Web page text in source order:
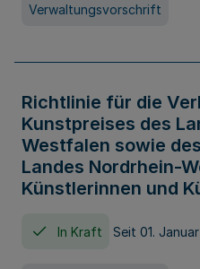
Verwaltungsvorschrift
Richtlinie für die
Kunstpreises des
Westfalen sowie
Landes Nordrhein-
Künstlerinnen und
In Kraft Seit 01.